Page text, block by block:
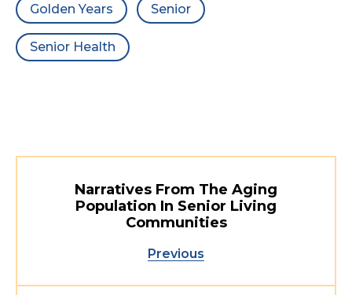
Golden Years Senior
Senior Health
Previous
Narratives From The Aging
Population In Senior Living
Communities